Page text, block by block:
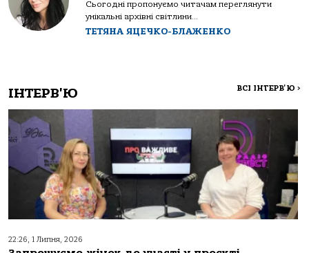
Сьогодні пропонуємо читачам переглянути
унікальні архівні світлини...
ТЕТЯНА ЯЦЕЧКО-БЛАЖЕНКО
ІНТЕРВ'Ю ВСІ ІНТЕРВ'Ю >
22:26, 1 Липня, 2026